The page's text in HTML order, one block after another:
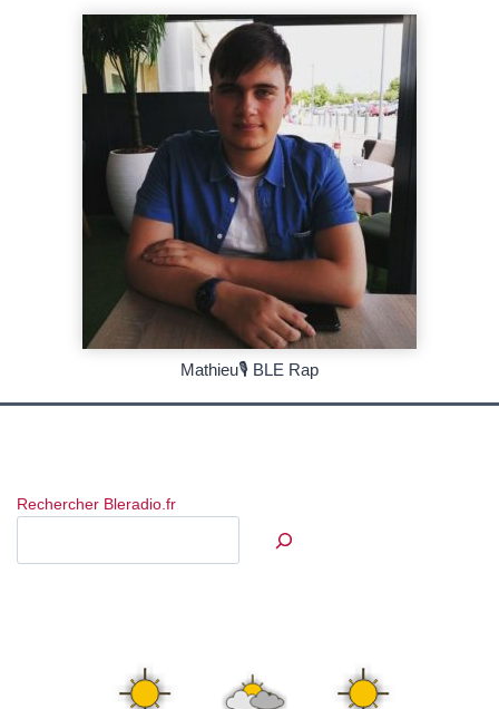
Mathieu🎙 BLE Rap
Rechercher Bleradio.fr